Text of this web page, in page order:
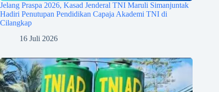
Jelang Praspa 2026, Kasad Jenderal TNI Maruli Simanjuntak
Hadiri Penutupan Pendidikan Capaja Akademi TNI di
Cilangkap
16 Juli 2026